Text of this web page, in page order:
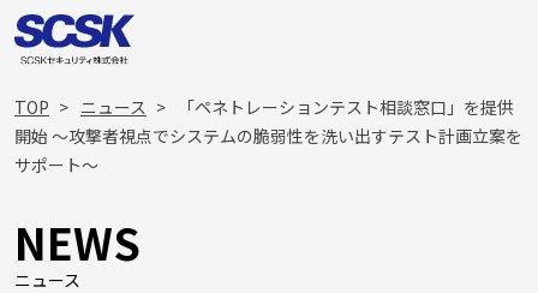
TOP ニュース
「ペネトレーションテスト相談窓口」を提供
開始 ～攻撃者視点でシステムの脆弱性を洗い出すテスト計画立案を
サポート～
NEWS
ニュース